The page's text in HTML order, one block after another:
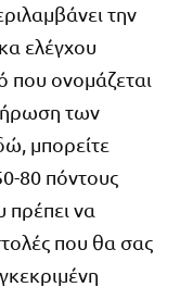
την
ελέγχου
που ονομάζεται
των
μπορείτε
80 πόντους
πρέπει να
που θα σας